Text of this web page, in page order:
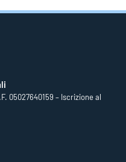
05027640159 – Iscrizione al